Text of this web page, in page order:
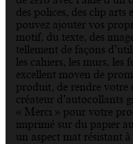
des polices, des clip
pouvez ajouter vos
motif, du texte, des
tellement de façons
les cahiers, les murs, les
excellent moyen de
produit, de rendre votre
créateur d’autocollants
« Merci » pour votre
imprimé sur du papier
un aspect mat résistant à